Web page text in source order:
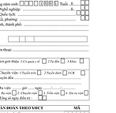
1 9 9 5
8
8